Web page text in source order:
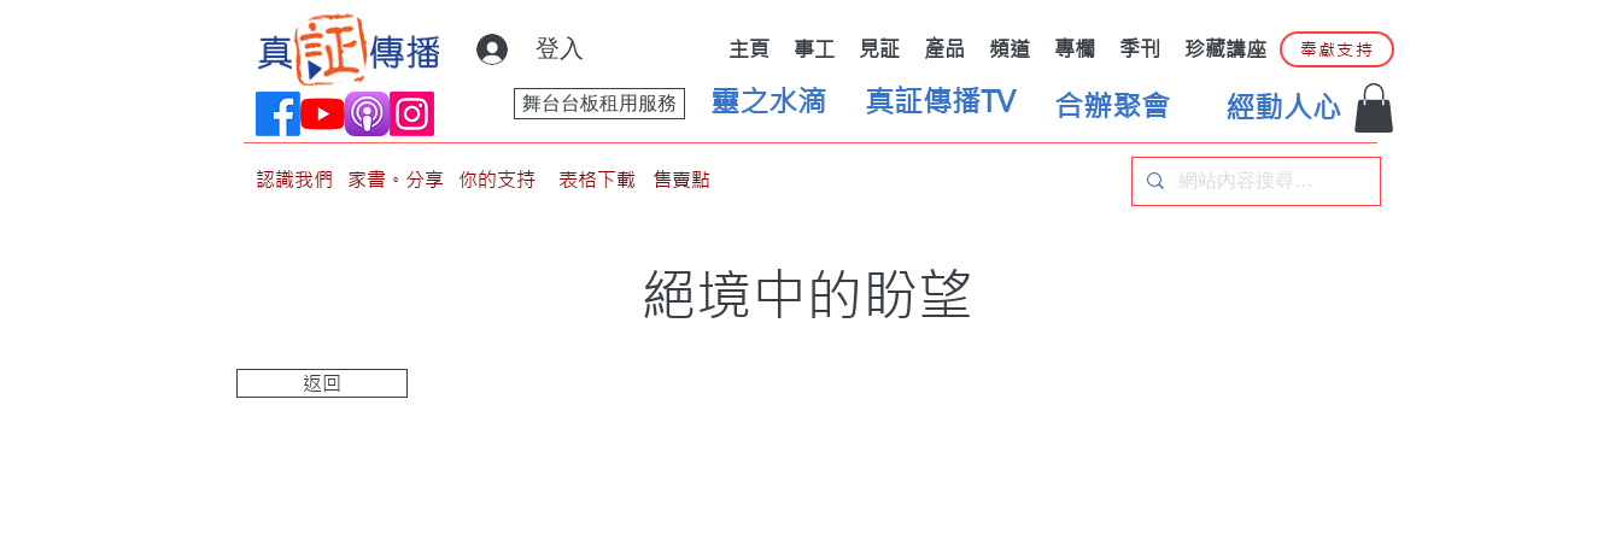
登入 主頁 事工 見証 產品 頻道 專欄 季刊 珍藏講座 奉獻支持
靈之水滴
舞台台板租用服務 真証傳播TV 合辦聚會 經動人心
認識我們 家書。分享 你的支持 表格下載 售賣點
絕境中的盼望
返回